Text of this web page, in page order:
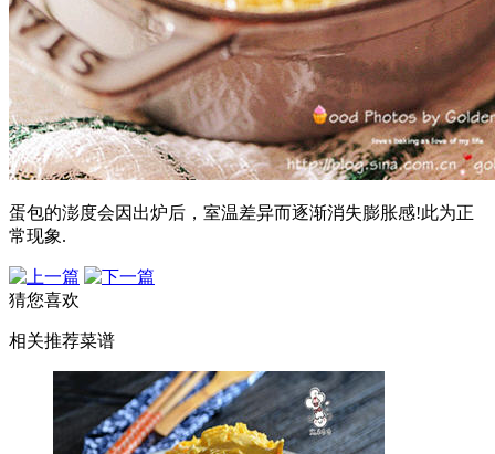
蛋包的澎度会因出炉后，室温差异而逐渐消失膨胀感!此为正
常现象.
猜您喜欢
相关推荐菜谱